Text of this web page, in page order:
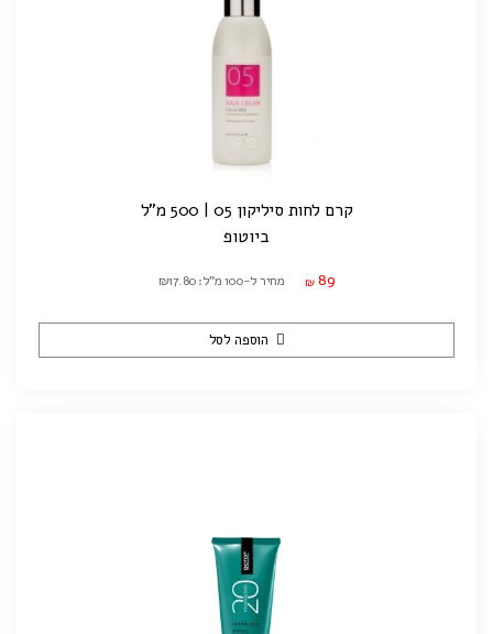
קרם לחות סיליקון 05 | 500 מ"ל
ביוטופ
₪ 89 מחיר ל-100 מ"ל: ₪17.80
הוספה לסל